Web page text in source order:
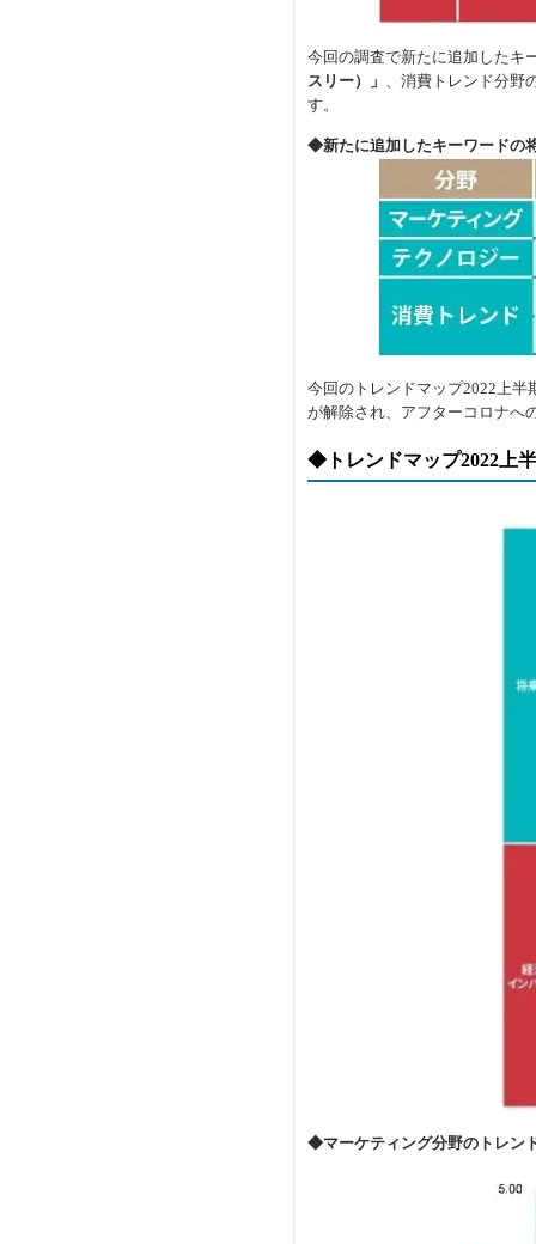
今回の調査で新たに追加したキ
スリー）」 、消費トレンド分野
す。
◆新たに追加したキーワードの
今回のトレンドマップ2022上半
が解除され、アフターコロナへ
◆トレンドマップ2022上
◆マーケティング分野のトレン